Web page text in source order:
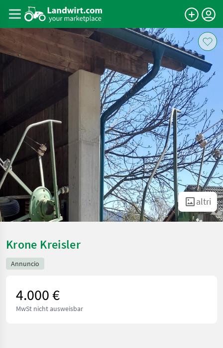
altri
Krone Kreisler
Annuncio
4.000 €
MwSt nicht ausweisbar